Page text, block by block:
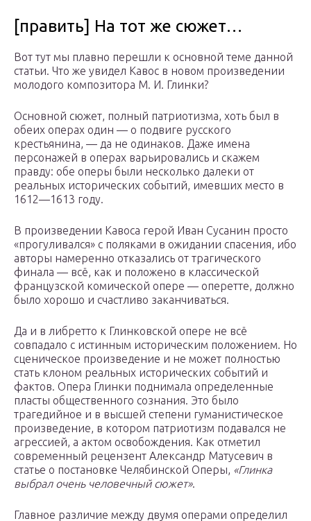
[править] На тот же сюжет…
Вот тут мы плавно перешли к основной теме данной
статьи. Что же увидел Кавос в новом произведении
молодого композитора М. И. Глинки?
Основной сюжет, полный патриотизма, хоть был в
обеих операх один — о подвиге русского
крестьянина, — да не одинаков. Даже имена
персонажей в операх варьировались и скажем
правду: обе оперы были несколько далеки от
реальных исторических событий, имевших место в
1612—1613 году.
В произведении Кавоса герой Иван Сусанин просто
«прогуливался» с поляками в ожидании спасения, ибо
авторы намеренно отказались от трагического
финала — всё, как и положено в классической
французской комической опере — оперетте, должно
было хорошо и счастливо заканчиваться.
Да и в либретто к Глинковской опере не всё
совпадало с истинным историческим положением. Но
сценическое произведение и не может полностью
стать клоном реальных исторических событий и
фактов. Опера Глинки поднимала определенные
пласты общественного сознания. Это было
трагедийное и в высшей степени гуманистическое
произведение, в котором патриотизм подавался не
агрессией, а актом освобождения. Как отметил
современный рецензент Александр Матусевич в
статье о постановке Челябинской Оперы, «Глинка
выбрал очень человечный сюжет».
Главное различие между двумя операми определил